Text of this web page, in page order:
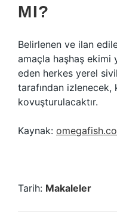
MI?
Belirlenen ve ilan
amaçla haşhaş ekimi
eden herkes yerel
tarafından
kovuşturulacaktır.
Kaynak:
Tarih: Makaleler